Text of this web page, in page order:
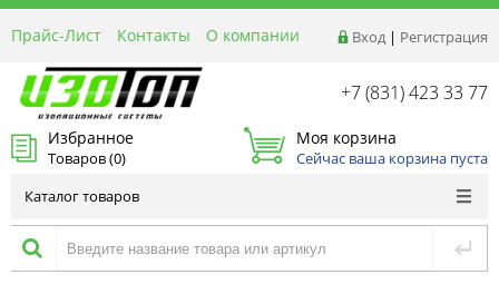
Вход | Регистрация
Прайс-Лист Контакты
О компании
Реквизиты
Доставка
Акции и Распродажи
Оптовым покупателям
+7 (831) 423 33 77
Избранное
Товаров (0)
Моя корзина
Сейчас ваша корзина пуста
Каталог товаров